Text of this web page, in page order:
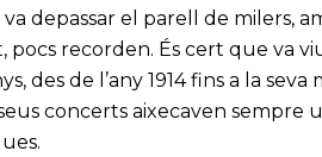
depassar el parell de milers,
pocs recorden. És cert que va
des de l’any 1914 fins a la
concerts aixecaven sempre